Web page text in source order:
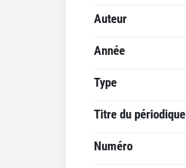
Auteur
Année
Type
Titre du périodique
Numéro